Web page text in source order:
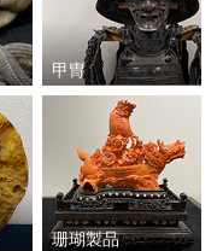
甲冑
珊瑚製品